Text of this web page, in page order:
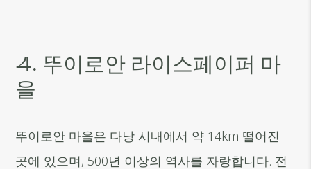
4. 뚜이로안 라이스페이퍼 마
을
뚜이로안 마을은 다낭 시내에서 약 14km 떨어진
곳에 있으며, 500년 이상의 역사를 자랑합니다. 전